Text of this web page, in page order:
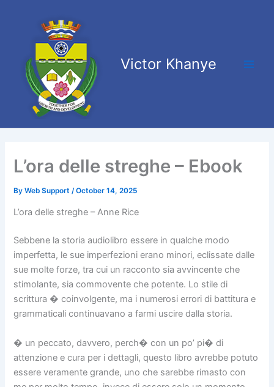
Victor Khanye
L’ora delle streghe – Ebook
ByWeb Support/October 14, 2025
L’ora delle streghe – Anne Rice
Sebbene la storia audiolibro essere in qualche modo
imperfetta, le sue imperfezioni erano minori, eclissate dalle
sue molte forze, tra cui un racconto sia avvincente che
stimolante, sia commovente che potente. Lo stile di
scrittura � coinvolgente, ma i numerosi errori di battitura e
grammaticali continuavano a farmi uscire dalla storia.
� un peccato, davvero, perch� con un po’ pi� di
attenzione e cura per i dettagli, questo libro avrebbe potuto
essere veramente grande, uno che sarebbe rimasto con